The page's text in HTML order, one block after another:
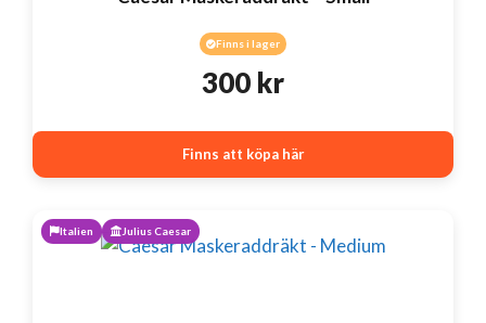
Finns i lager
300 kr
Finns att köpa här
Italien Julius Caesar